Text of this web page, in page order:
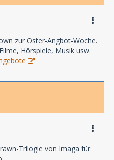
zur Oster-Angbot-Woche.
Hörspiele, Musik usw.
Trilogie von Imaga für